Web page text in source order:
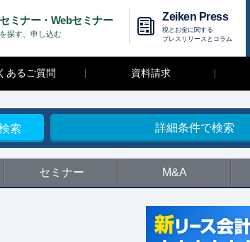
セミナー・Webセミナー
を探す、申し込む
Zeiken Press
税とお金に関する
プレスリリースとコラム
あるご質問 資料請求
索 詳細条件で検索
セミナー M&A